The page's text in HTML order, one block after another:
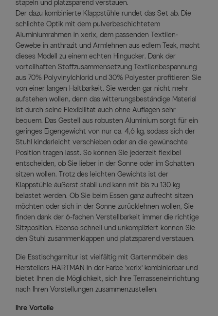
stapeln und platzsparend verstauen.
Der dazu kombinierte Klappstühle rundet das Set ab. Die
schlichte Optik mit dem pulverbeschichtetem
Aluminiumrahmen in xerix, dem passenden Textilen-
Gewebe in anthrazit und Armlehnen aus edlem Teak, macht
dieses Modell zu einem echten Hingucker. Dank der
vorteilhaften Stoffzusammensetzung Textilenbespannung
aus 70% Polyvinylchlorid und 30% Polyester profitieren Sie
von einer langen Haltbarkeit. Sie werden gar nicht mehr
aufstehen wollen, denn das witterungsbeständige Material
ist durch seine Flexibilität auch ohne Auflagen sehr
bequem. Das Gestell aus robusten Aluminium sorgt für ein
geringes Eigengewicht von nur ca. 4,6 kg, sodass sich der
Stuhl kinderleicht verschieben oder an die gewünschte
Position tragen lässt. So können Sie jederzeit flexibel
entscheiden, ob Sie lieber in der Sonne oder im Schatten
sitzen wollen. Trotz des leichten Gewichts ist der
Klappstühle äußerst stabil und kann mit bis zu 130 kg
belastet werden. Ob Sie beim Essen ganz aufrecht sitzen
möchten oder sich in der Sonne zurücklehnen wollen, Sie
finden dank der 6-fachen Verstellbarkeit immer die richtige
Sitzposition. Ebenso schnell und unkompliziert können Sie
den Stuhl zusammenklappen und platzsparend verstauen.
Die Esstischgarnitur ist vielfältig mit Gartenmöbeln des
Herstellers HARTMAN in der Farbe 'xerix' kombinierbar und
bietet Ihnen die Möglichkeit, sich Ihre Terrasseneinrichtung
nach Ihren Vorstellungen zusammenzustellen.
Ihre Vorteile